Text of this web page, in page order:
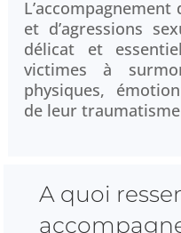
et d’agressions
délicat et
victimes à
physiques,
de leur
A quoi